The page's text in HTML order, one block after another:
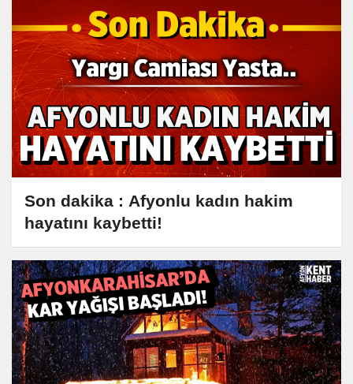
Son dakika : Afyonlu kadın hakim
hayatını kaybetti!